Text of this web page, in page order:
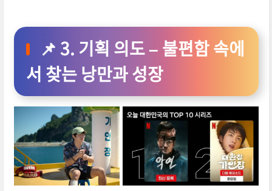
📌 3. 기획 의도 – 불편함 속에
서 찾는 낭만과 성장